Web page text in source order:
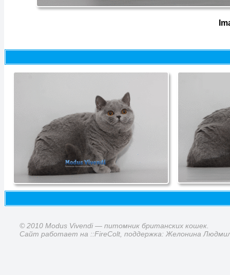
© 2010 Modus Vivendi — питомник британских кошек.
Сайт работает на ::FireColt, поддержка: Желонина